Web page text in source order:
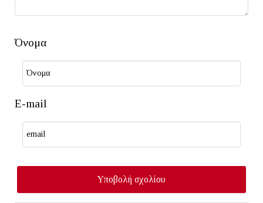
Όνομα
E-mail